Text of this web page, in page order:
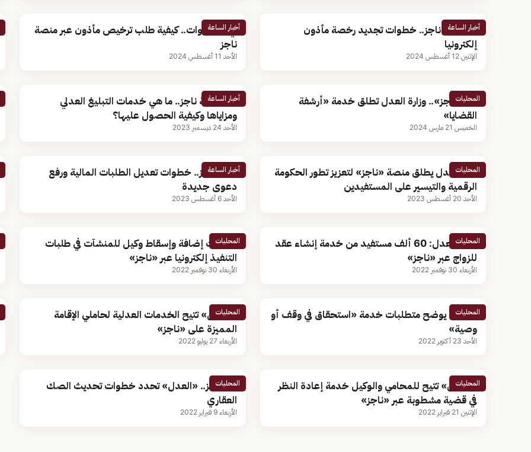
أخبار الساعة
عبر بوابة ناجز.. خطوات تجديد رخصة مأذون
إلكترونيا
الإثنين 12 أغسطس 2024
أخبار الساعةفي 8 خطوات.. كيفية طلب ترخيص مأذون عبر منصة
ناجز
الأحد 11 أغسطس 2024
المحليات
عبر «ناجز».. وزارة العدل تطلق خدمة «أرشفة
القضايا»
الخميس 21 مارس 2024
أخبار الساعة
عبر منصة ناجز.. ما هي خدمات التبليغ العدلي
ومزاياها وكيفية الحصول عليها؟
الأحد 24 ديسمبر 2023
المحليات
وزير العدل يطلق منصة «ناجز» لتعزيز تطور الحكومة
الرقمية والتيسير على المستفيدين
الأحد 20 أغسطس 2023
أخبار الساعة
بوابة ناجز.. خطوات تعديل الطلبات المالية ورفع
دعوى جديدة
الأحد 6 أغسطس 2023
المحليات
وزارة العدل: 60 ألف مستفيد من خدمة إنشاء عقد
للزواج عبر «ناجز»
الأربعاء 30 نوفمبر 2022
المحليات
خطوات إضافة وإسقاط وكيل للمنشآت في طلبات
التنفيذ إلكترونيا عبر «ناجز»
الأربعاء 30 نوفمبر 2022
المحليات
«ناجز» يوضح متطلبات خدمة «استحقاق في وقف أو
وصية»
الأحد 23 أكتوبر 2022
المحليات
«العدل» تتيح الخدمات العدلية لحاملي الإقامة
المميزة على «ناجز»
الأربعاء 27 يوليو 2022
المحليات
«العدل» تتيح للمحامي والوكيل خدمة إعادة النظر
في قضية مشطوبة عبر «ناجز»
الإثنين 21 فبراير 2022
المحليات
عبر ناجز.. «العدل» تحدد خطوات تحديث الصك
العقاري
الأربعاء 9 فبراير 2022